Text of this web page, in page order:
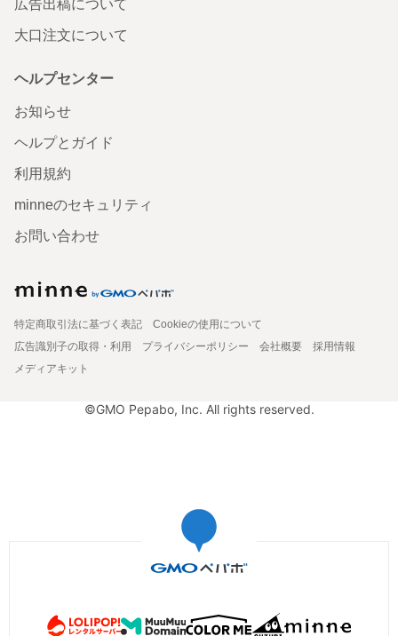
広告出稿について
大口注文について
ヘルプセンター
お知らせ
ヘルプとガイド
利用規約
minneのセキュリティ
お問い合わせ
特定商取引法に基づく表記
Cookieの使用について
広告識別子の取得・利用
プライバシーポリシー 会社概要
採用情報
メディアキット
©GMO Pepabo, Inc. All rights reserved.